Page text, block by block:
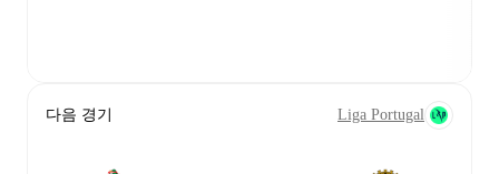
다음 경기 Liga Portugal